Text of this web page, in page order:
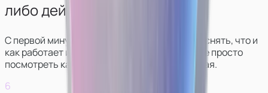
либо действий.
С первой минуты стрима куратор будет объяснять, что и
как работает и что нужно делать. Вы сможете просто
посмотреть как все выглядит, ничего не делая.
6